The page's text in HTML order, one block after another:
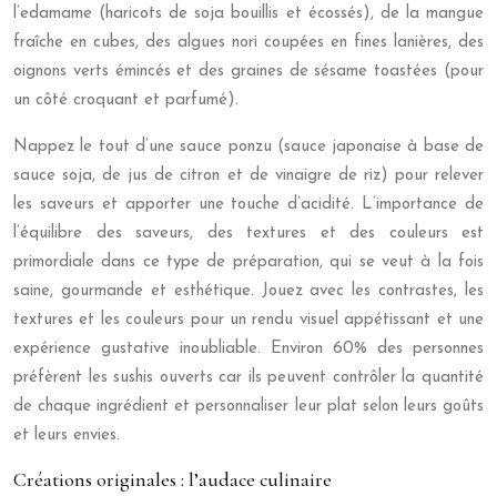
l’edamame (haricots de soja bouillis et écossés), de la mangue
fraîche en cubes, des algues nori coupées en fines lanières, des
oignons verts émincés et des graines de sésame toastées (pour
un côté croquant et parfumé).
Nappez le tout d’une sauce ponzu (sauce japonaise à base de
sauce soja, de jus de citron et de vinaigre de riz) pour relever
les saveurs et apporter une touche d’acidité. L’importance de
l’équilibre des saveurs, des textures et des couleurs est
primordiale dans ce type de préparation, qui se veut à la fois
saine, gourmande et esthétique. Jouez avec les contrastes, les
textures et les couleurs pour un rendu visuel appétissant et une
expérience gustative inoubliable. Environ 60% des personnes
préfèrent les sushis ouverts car ils peuvent contrôler la quantité
de chaque ingrédient et personnaliser leur plat selon leurs goûts
et leurs envies.
Créations originales : l’audace culinaire